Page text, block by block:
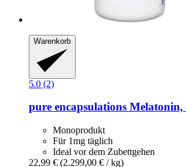
Warenkorb
5.0 (2)
pure encapsulations Melatonin,
Monoprodukt
Für 1mg täglich
Ideal vor dem Zubettgehen
22,99 € (2.299,00 € / kg)